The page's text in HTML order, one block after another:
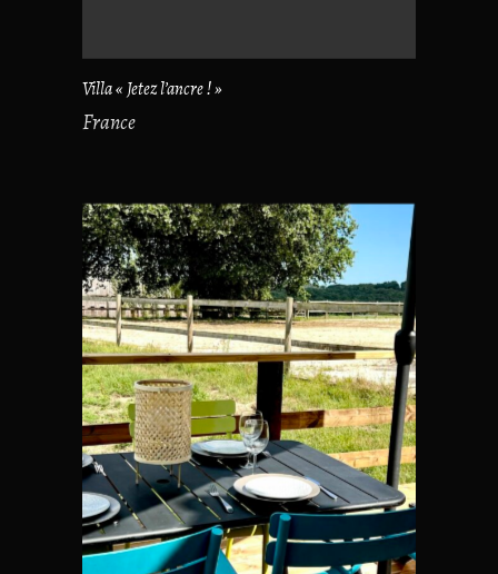
Villa « Jetez l’ancre ! »
France